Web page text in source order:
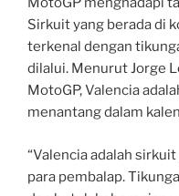
Sirkuit yang berada di
terkenal dengan
dilalui. Menurut Jorge
MotoGP, Valencia
menantang dalam
“Valencia adalah
para pembalap.